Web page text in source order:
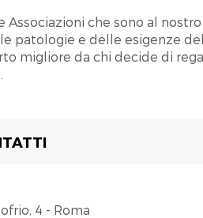
Associazioni che sono al
patologie e delle esigenze
migliore da chi decide di
4 - Roma